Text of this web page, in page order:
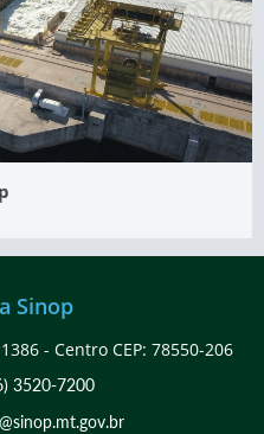
Sinop
- Centro CEP: 78550-206
3520-7200